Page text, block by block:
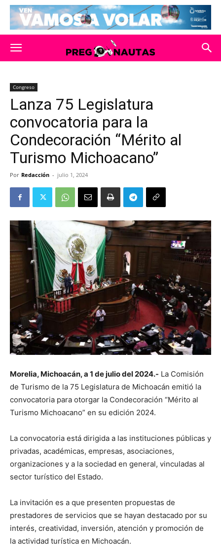
Congreso
Lanza 75 Legislatura
convocatoria para la
Condecoración “Mérito al
Turismo Michoacano”
Por Redacción - julio 1, 2024
Morelia, Michoacán, a 1 de julio del 2024.- La Comisión
de Turismo de la 75 Legislatura de Michoacán emitió la
convocatoria para otorgar la Condecoración “Mérito al
Turismo Michoacano” en su edición 2024.
La convocatoria está dirigida a las instituciones públicas y
privadas, académicas, empresas, asociaciones,
organizaciones y a la sociedad en general, vinculadas al
sector turístico del Estado.
La invitación es a que presenten propuestas de
prestadores de servicios que se hayan destacado por su
interés, creatividad, inversión, atención y promoción de
la actividad turística en Michoacán.